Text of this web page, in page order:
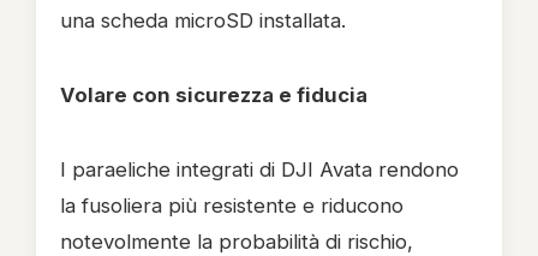
una scheda microSD installata.
Volare con sicurezza e fiducia
I paraeliche integrati di DJI Avata rendono
la fusoliera più resistente e riducono
notevolmente la probabilità di rischio,